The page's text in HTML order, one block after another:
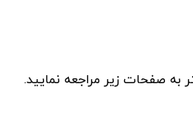
صفحات زیر مراجعه نمایید.